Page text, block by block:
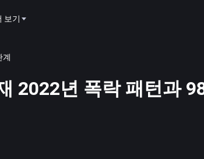
보기
계
2022년 폭락 패턴과